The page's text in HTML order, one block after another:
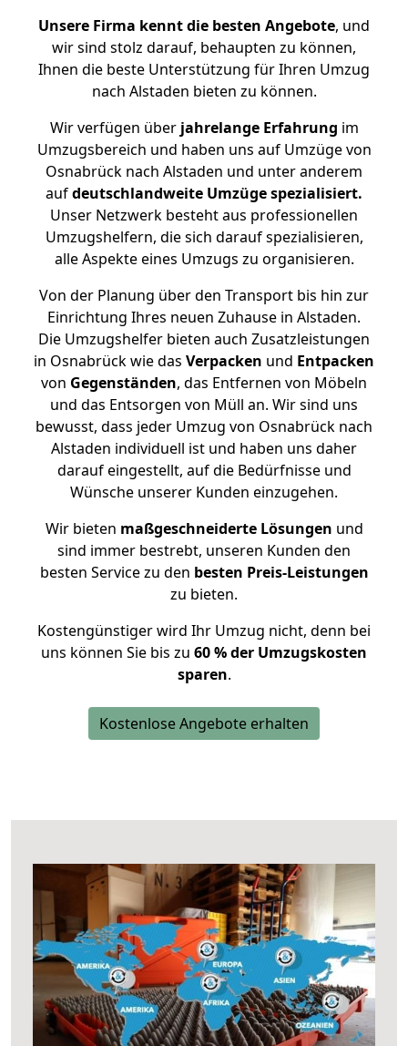
Unsere Firma kennt die besten Angebote, und
wir sind stolz darauf, behaupten zu können,
Ihnen die beste Unterstützung für Ihren Umzug
nach Alstaden bieten zu können.
Wir verfügen überjahrelange Erfahrung im
Umzugsbereich und haben uns auf Umzüge von
Osnabrück nach Alstaden und unter anderem
aufdeutschlandweite Umzüge spezialisiert.
Unser Netzwerk besteht aus professionellen
Umzugshelfern, die sich darauf spezialisieren,
alle Aspekte eines Umzugs zu organisieren.
Von der Planung über den Transport bis hin zur
Einrichtung Ihres neuen Zuhause in Alstaden.
Die Umzugshelfer bieten auch Zusatzleistungen
in Osnabrück wie das Verpacken und Entpacken
von Gegenständen, das Entfernen von Möbeln
und das Entsorgen von Müll an. Wir sind uns
bewusst, dass jeder Umzug von Osnabrück nach
Alstaden individuell ist und haben uns daher
darauf eingestellt, auf die Bedürfnisse und
Wünsche unserer Kunden einzugehen.
Wir bieten maßgeschneiderte Lösungen und
sind immer bestrebt, unseren Kunden den
besten Service zu den besten Preis-Leistungen
zu bieten.
Kostengünstiger wird Ihr Umzug nicht, denn bei
uns können Sie bis zu 60 % der Umzugskosten
sparen.
Kostenlose Angebote erhalten